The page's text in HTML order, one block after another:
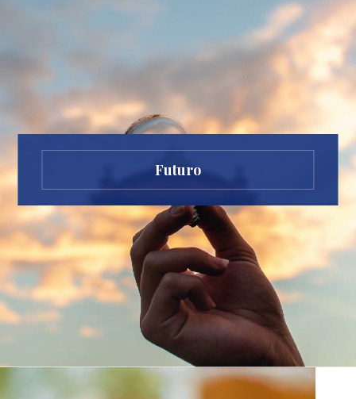
Futuro